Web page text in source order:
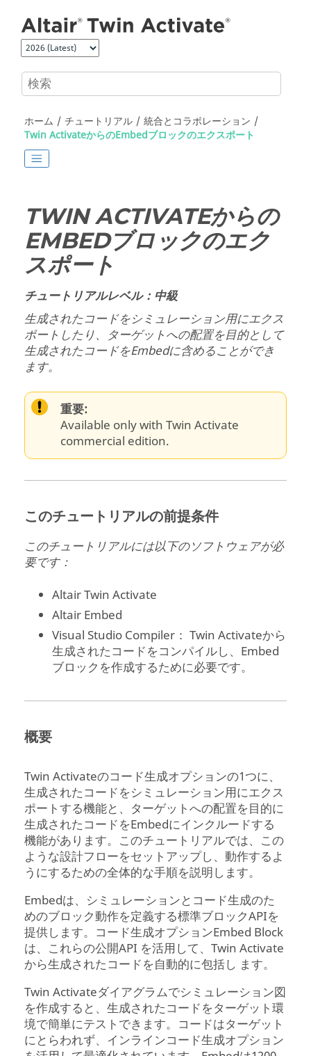
ホーム チュートリアル
統合とコラボレーション
Twin ActivateからのEmbedブロックのエクスポート
TWIN ACTIVATEからの
EMBEDブロックのエク
スポート
チュートリアルレベル：中級
生成されたコードをシミュレーション用にエクス
ポートしたり、ターゲットへの配置を目的として
生成されたコードをEmbedに含めることができ
ます。
重要:
Available only with Twin Activate
commercial edition.
このチュートリアルの前提条件
このチュートリアルには以下のソフトウェアが必
要です：
AltairTwin Activate
Altair Embed
Visual Studio Compiler：Twin Activateから
生成されたコードをコンパイルし、Embed
ブロックを作成するために必要です。
概要
Twin Activateのコード生成オプションの1つに、
生成されたコードをシミュレーション用にエクス
ポートする機能と、ターゲットへの配置を目的に
生成されたコードをEmbedにインクルードする
機能があります。このチュートリアルでは、この
ような設計フローをセットアップし、動作するよ
うにするための全体的な手順を説明します。
Embedは、シミュレーションとコード生成のた
めのブロック動作を定義する標準ブロックAPIを
提供します。コード生成オプションEmbed Block
は、これらの公開API を活用して、Twin Activate
から生成されたコードを自動的に包括し ます。
Twin Activateダイアグラムでシミュレーション図
を作成すると、生成されたコードをターゲット環
境で簡単にテストできます。コードはターゲット
にとらわれず、インラインコード生成オプション